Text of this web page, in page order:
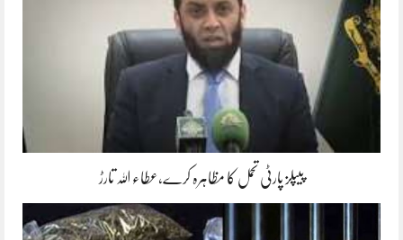
پیپلز پارٹی تحمل کا مظاہرہ کرے،عطاء اللہ تارڑ